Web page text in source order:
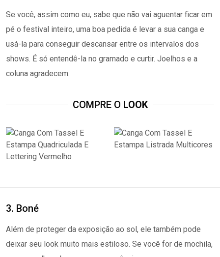
Se você, assim como eu, sabe que não vai aguentar ficar em
pé o festival inteiro, uma boa pedida é levar a sua canga e
usá-la para conseguir descansar entre os intervalos dos
shows. É só entendê-la no gramado e curtir. Joelhos e a
coluna agradecem.
COMPRE O LOOK
3. Boné
Além de proteger da exposição ao sol, ele também pode
deixar seu look muito mais estiloso. Se você for de mochila,